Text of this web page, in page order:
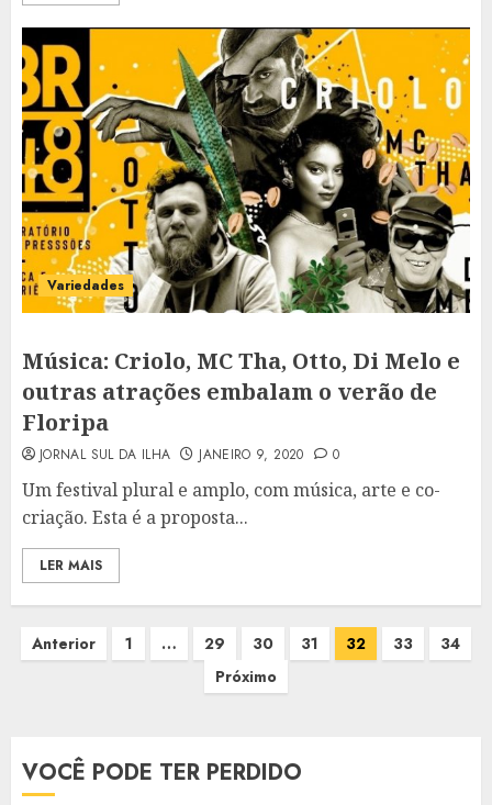
Variedades
Música: Criolo, MC Tha, Otto, Di Melo e
outras atrações embalam o verão de
Floripa
JORNAL SUL DA ILHA JANEIRO 9, 2020 0
Um festival plural e amplo, com música, arte e co-
criação. Esta é a proposta...
LER MAIS
Paginação
Anterior 1 … 29 30 31 32 33
34
Próximo
VOCÊ PODE TER PERDIDO